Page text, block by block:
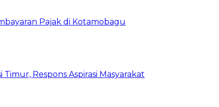
Pajak di Kotamobagu
Respons Aspirasi Masyarakat